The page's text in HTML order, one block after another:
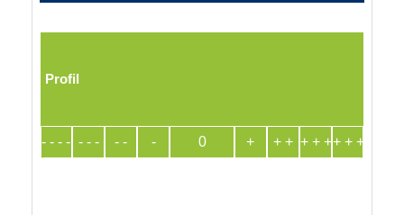
Profil
- - - - - - - - - - 0 + + + + + ++ + + +